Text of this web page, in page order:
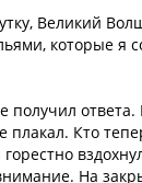
Великий
которые я
ответа.
плакал. Кто
На